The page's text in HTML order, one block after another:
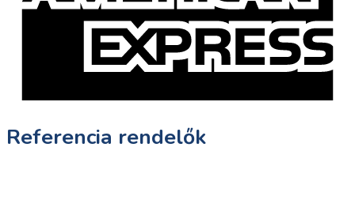
Referencia rendelők